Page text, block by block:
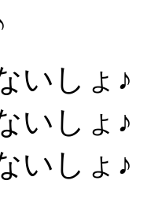
いしょ♪
いしょ♪
いしょ♪